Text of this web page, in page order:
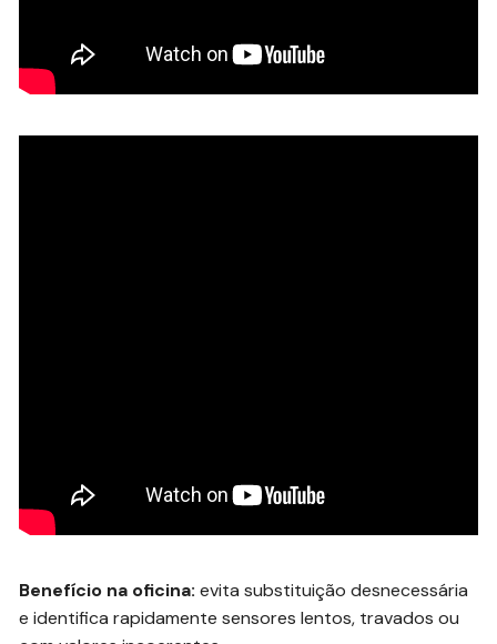
Benefício na oficina: evita substituição desnecessária
e identifica rapidamente sensores lentos, travados ou